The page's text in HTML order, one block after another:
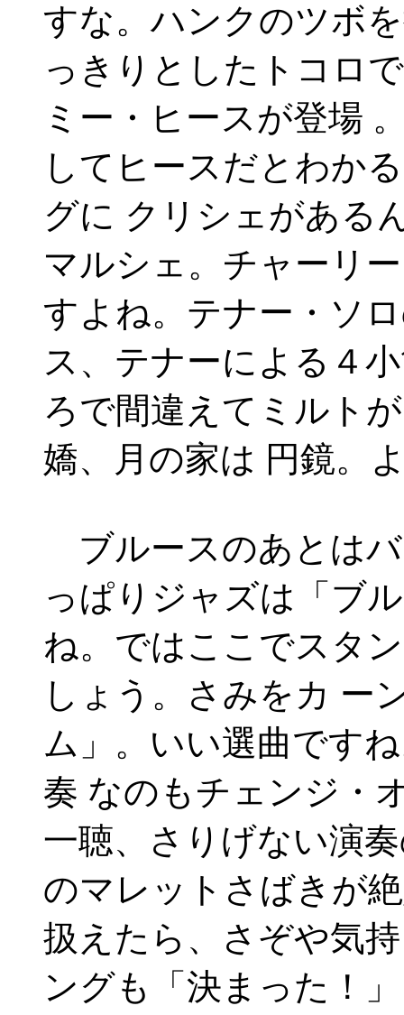
すな。ハンクのツボ
っきりとしたトコロ
ミー・ヒースが登場
してヒースだとわか
グに クリシェがある
マルシェ。チャーリ
すよね。テナー・ソ
ス、テナーによる４
ろで間違えてミルト
嬌、月の家は 円鏡。
ブルースのあとは
っぱりジャズは「ブ
ね。ではここでスタ
しょう。さみをカ ー
ム」。いい選曲です
奏 なのもチェンジ・
一聴、さりげない演
のマレットさばきが
扱えたら、さぞや気
ングも「決まった！